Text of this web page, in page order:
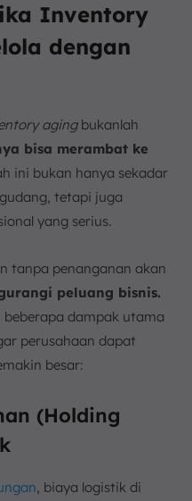
Inventory
dengan
agingbukanlah
bisa merambat ke
ini bukan hanya sekadar
tetapi juga
yang serius.
tanpa penanganan akan
peluang bisnis.
dampak utama
perusahaan dapat
besar:
(Holding
, biaya logistik di